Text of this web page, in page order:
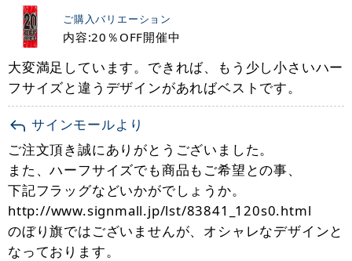
ご購入バリエーション
内容:20％OFF開催中
大変満足しています。できれば、もう少し小さいハー
フサイズと違うデザインがあればベストです。
サインモールより
ご注文頂き誠にありがとうございました。
また、ハーフサイズでも商品もご希望との事、
下記フラッグなどいかがでしょうか。
http://www.signmall.jp/lst/83841_120s0.html
のぼり旗ではございませんが、オシャレなデザインと
なっております。